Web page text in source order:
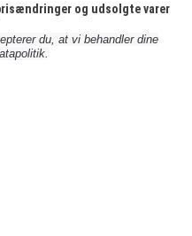
og udsolgte varer
du, at vi behandler dine